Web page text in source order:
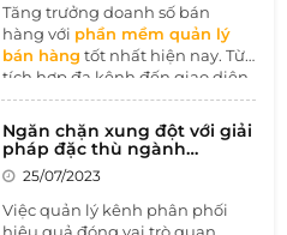
Tăng trưởng doanh số bán
hàng với phần mềm quản lý
bán hàng tốt nhất hiện nay. Từ
tích hợp đa kênh đến giao diện
thân thiện, tính năng quản lý
tồn kho chính xác, tùy chỉnh
linh hoạt, và khả năng bảo mật
dữ liệu, bài viết này sẽ đưa bạn
vào thế giới của những ưu điểm
mà phần mềm quản lý bán
hàng hàng đầu mang lại.
Ngăn chặn xung đột với giải
pháp đặc thù ngành
Thương mại-Phân phối
25/07/2023
Việc quản lý kênh phân phối
hiệu quả đóng vai trò quan